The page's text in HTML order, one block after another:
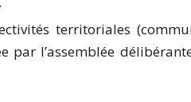
territoriales
par l’assemblée